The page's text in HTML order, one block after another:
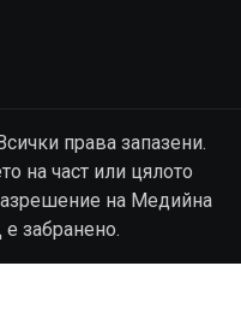
права запазени.
на част или цялото
на Медийна
забранено.